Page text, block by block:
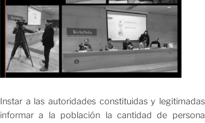
Instar a las autoridades constituidas y
informar a la población la cantidad de